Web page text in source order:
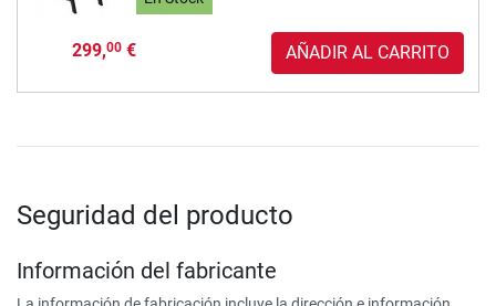
299,00€ AÑADIR AL CARRITO
Seguridad del producto
Información del fabricante